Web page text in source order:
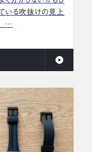
いる吹抜けの見上
…